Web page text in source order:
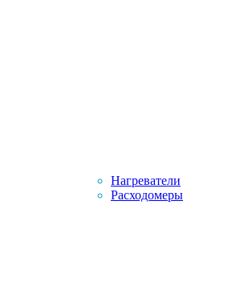
Нагреватели
Расходомеры